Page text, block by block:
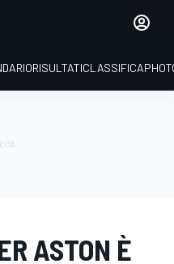
RISULTATICLASSIFICA
ASTON È